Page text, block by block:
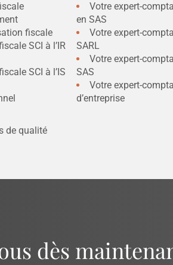
fiscale
SCI à l’IR
SCI à l’IS
Votre expert-
en SAS
Votre expert-
SARL
Votre expert-
SAS
Votre expert-
d’entreprise
de qualité
dès